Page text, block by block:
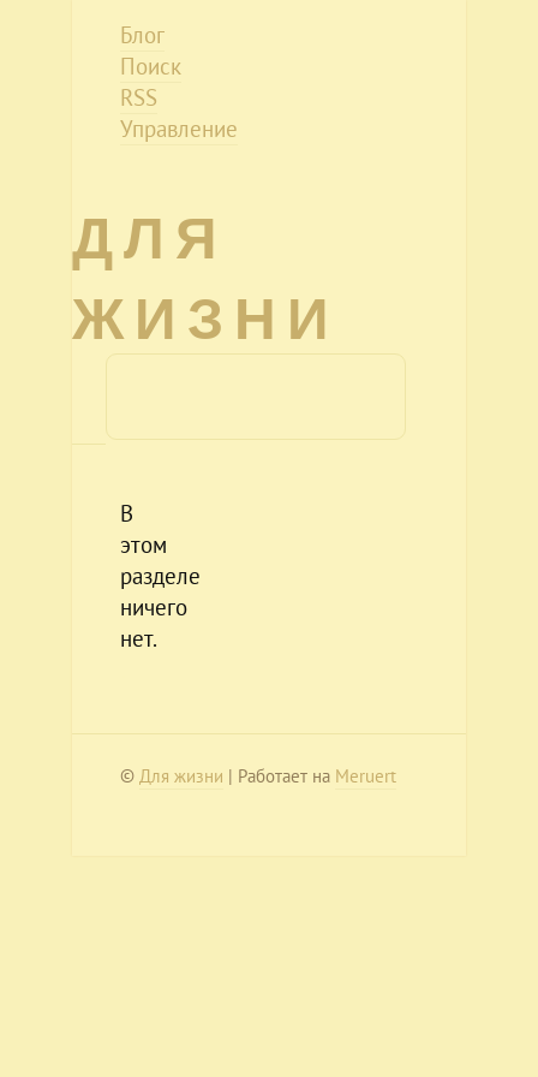
Блог
Поиск
RSS
Управление
ДЛЯ
ЖИЗНИ
В
этом
разделе
ничего
нет.
© Для жизни | Работает на Meruert